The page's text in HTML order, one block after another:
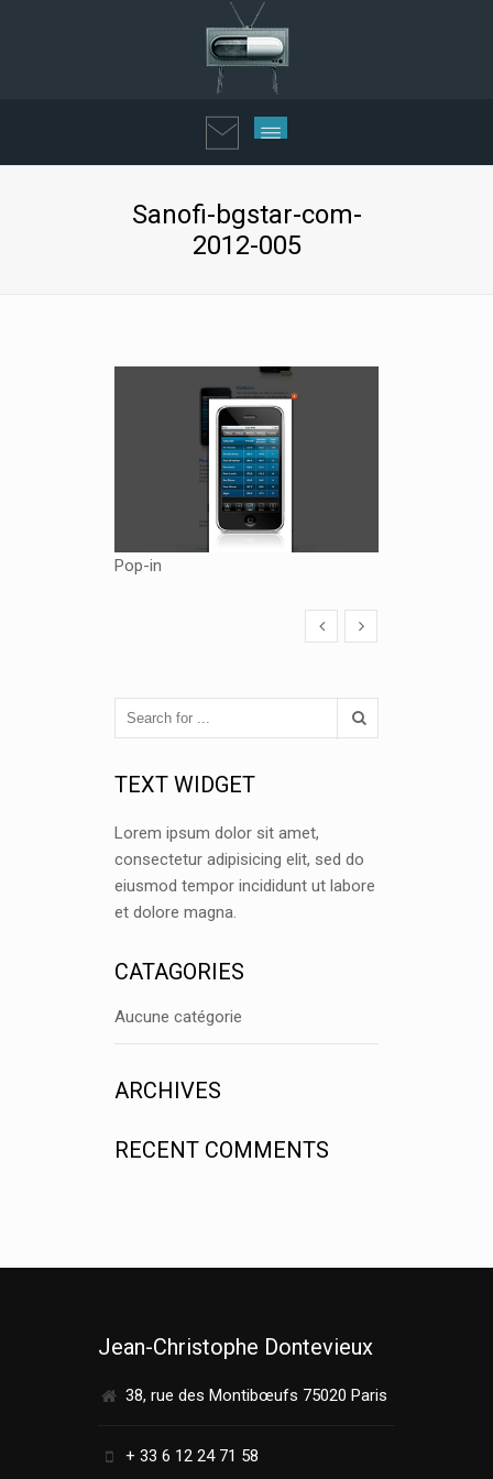
Sanofi-bgstar-com-
2012-005
Pop-in
TEXT WIDGET
Lorem ipsum dolor sit amet,
consectetur adipisicing elit, sed do
eiusmod tempor incididunt ut labore
et dolore magna.
CATAGORIES
Aucune catégorie
ARCHIVES
RECENT COMMENTS
Jean-Christophe Dontevieux
38, rue des Montibœufs 75020 Paris
+ 33 6 12 24 71 58